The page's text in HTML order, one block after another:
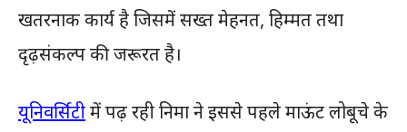
खतरनाक कार्य है जिसमें सख्त मेहनत, हिम्मत तथा
दृढ़संकल्प की जरूरत है।
यूनिवर्सिटीमें पढ़ रही निमा ने इससे पहले माऊंट लोबूचे के